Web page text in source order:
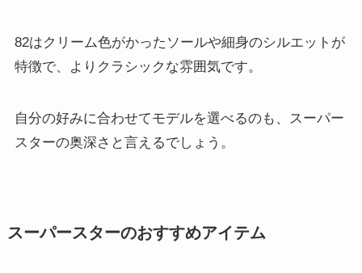
82はクリーム色がかったソールや細身のシルエットが
特徴で、よりクラシックな雰囲気です。
自分の好みに合わせてモデルを選べるのも、スーパー
スターの奥深さと言えるでしょう。
スーパースターのおすすめアイテム